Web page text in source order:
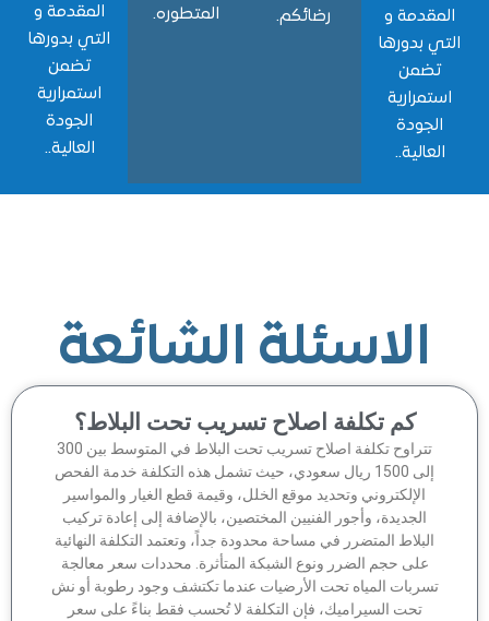
و
بدورها
رضائكم.
المتطوره.
المقدمة و
التي بدورها
استمرارية
الاسئلة الشائعة
كم تكلفة اصلاح تسريب تحت البلاط؟
تتراوح تكلفة اصلاح تسريب تحت البلاط في المتوسط بين 300
إلى 1500 ريال سعودي، حيث تشمل هذه التكلفة خدمة الفحص
الإلكتروني وتحديد موقع الخلل، وقيمة قطع الغيار والمواسير
الجديدة، وأجور الفنيين المختصين، بالإضافة إلى إعادة تركيب
البلاط المتضرر في مساحة محدودة جداً، وتعتمد التكلفة النهائية
على حجم الضرر ونوع الشبكة المتأثرة. محددات سعر معالجة
المياه تحت الأرضيات عندما تكتشف وجود رطوبة أو نش
تحت السيراميك، فإن التكلفة لا تُحسب فقط بناءً على سعر